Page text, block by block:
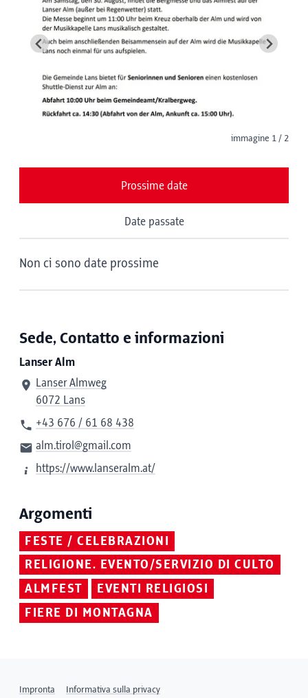
immagine 1 / 2
Prossime date
Date passate
Non ci sono date prossime
Sede, Contatto e informazioni
Lanser Alm
Lanser Almweg
6072 Lans
+43 676 / 61 68 438
alm.tirol@gmail.com
https://www.lanseralm.at/
Argomenti
FESTE / CELEBRAZIONI
RELIGIONE. EVENTO/SERVIZIO DI CULTO
ALMFEST
EVENTI RELIGIOSI
FIERE DI MONTAGNA
Impronta Informativa sulla privacy